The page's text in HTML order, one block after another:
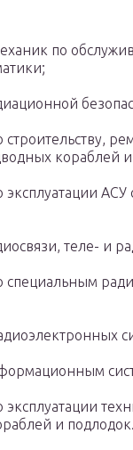
по
строительству,
кораблей
эксплуатации АСУ
теле- и
специальным
эксплуатации
и подлодок.